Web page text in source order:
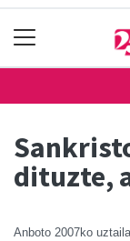
dituzte,
Anboto 2007ko